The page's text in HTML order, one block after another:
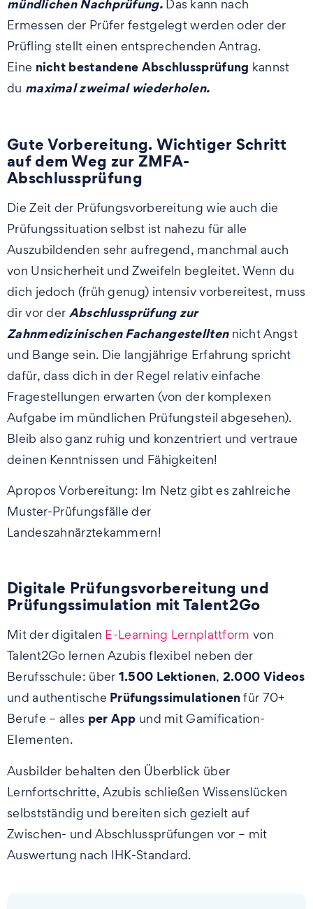
mündlichen Nachprüfung.Das kann nach
Ermessen der Prüfer festgelegt werden oder der
Prüfling stellt einen entsprechenden Antrag.
Eine nicht bestandene Abschlussprüfung kannst
du maximalzweimal wiederholen.
Gute Vorbereitung. Wichtiger Schritt
auf dem Weg zur ZMFA-
Abschlussprüfung
Die Zeit der Prüfungsvorbereitung wie auch die
Prüfungssituation selbst ist nahezu für alle
Auszubildenden sehr aufregend, manchmal auch
von Unsicherheit und Zweifeln begleitet. Wenn du
dich jedoch (früh genug) intensiv vorbereitest, muss
dir vor der Abschlussprüfung zur
Zahnmedizinischen Fachangestelltennicht Angst
und Bange sein. Die langjährige Erfahrung spricht
dafür, dass dich in der Regel relativ einfache
Fragestellungen erwarten (von der komplexen
Aufgabe im mündlichen Prüfungsteil abgesehen).
Bleib also ganz ruhig und konzentriert und vertraue
deinen Kenntnissen und Fähigkeiten!
Apropos Vorbereitung: Im Netz gibt es zahlreiche
Muster-Prüfungsfälle der
Landeszahnärztekammern!
Digitale Prüfungsvorbereitung und
Prüfungssimulation mit Talent2Go
Mit der digitalen E-Learning Lernplattform von
Talent2Go lernen Azubis flexibel neben der
Berufsschule: über 1.500 Lektionen, 2.000 Videos
und authentische Prüfungssimulationenfür 70+
Berufe – alles per App und mit Gamification-
Elementen.
Ausbilder behalten den Überblick über
Lernfortschritte, Azubis schließen Wissenslücken
selbstständig und bereiten sich gezielt auf
Zwischen- und Abschlussprüfungen vor – mit
Auswertung nach IHK-Standard.